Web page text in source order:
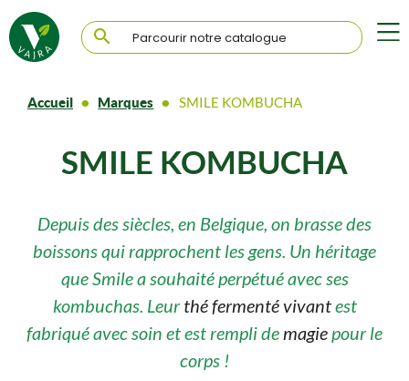

Accueil Marques SMILE KOMBUCHA
SMILE KOMBUCHA
Depuis des siècles, en Belgique, on brasse des
boissons qui rapprochent les gens. Un héritage
que Smile a souhaité perpétué avec ses
kombuchas. Leurthé fermenté vivantest
fabriqué avec soin et est rempli demagiepour le
corps !